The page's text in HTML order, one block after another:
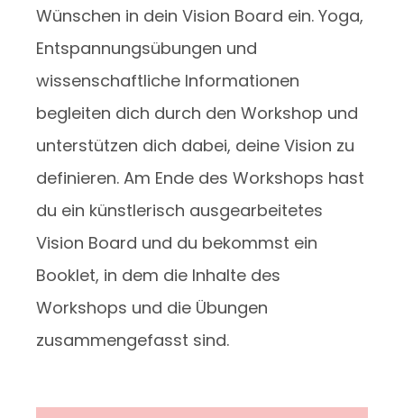
Wünschen in dein Vision Board ein. Yoga,
Entspannungsübungen und
wissenschaftliche Informationen
begleiten dich durch den Workshop und
unterstützen dich dabei, deine Vision zu
definieren. Am Ende des Workshops hast
du ein künstlerisch ausgearbeitetes
Vision Board und du bekommst ein
Booklet, in dem die Inhalte des
Workshops und die Übungen
zusammengefasst sind.